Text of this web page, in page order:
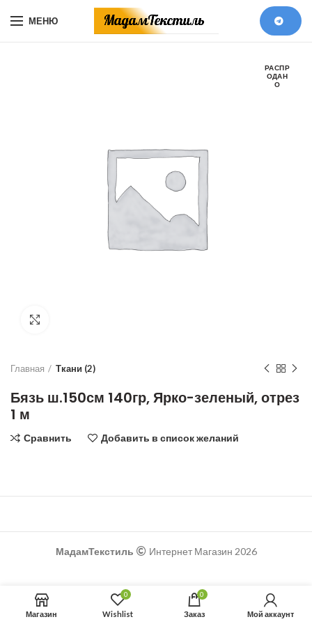
МЕНЮ
РАСПР
ОДАН
О
Главная Ткани (2)
Бязь ш.150см 140гр, Ярко-зеленый, отрез
1 м
Сравнить Добавить в список желаний
МадамТекстиль Интернет Магазин 2026
Магазин
0
Wishlist
0
Заказ Мой аккаунт